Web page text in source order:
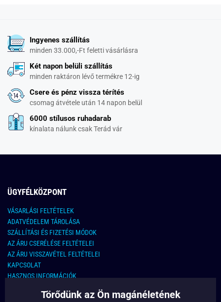
Ingyenes szállítás
minden 33.000,-Ft feletti vásárlásra
Két napon belüli szállítás
minden raktáron lévő termékre 12-ig
Csere és pénz vissza térítés
csomag átvétele után 14 napon belül
6000 stílusos ruhadarab
kínalata nálunk csak Terád vár
ÜGYFÉLKÖZPONT
VÁSARLÁSI FELTÉTELEK
ADATVÉDELEM TÁROLÁSA
SZÁLLÍTÁSI ÉS FIZETÉSI MÓDOK
AZ ÁRU CSERÉLÉSE FELTÉTELEI
AZ ÁRU VISSZAVÉTEL FELTÉTELEI
KAPCSOLAT
HASZNOS INFORMÁCIÓK
KAPCSOLATTörődünk az Ön magánéletének